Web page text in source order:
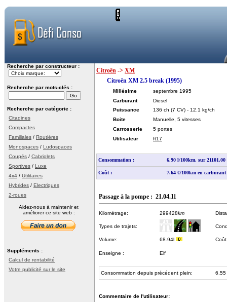
Recherche par constructeur :
Recherche par mots-clés :
Recherche par catégorie :
Citadines
Compactes
Familiales / Routières
Monospaces / Ludospaces
Coupés / Cabriolets
Sportives / Luxe
4x4 / Utilitaires
Hybrides / Electriques
2-roues
Aidez-nous à maintenir et
améliorer ce site web :
Suppléments :
Calcul de rentabilité
Votre publicité sur le site
Citroën -> XM
Citroën XM 2.5 break (1995)
Millésime
septembre 1995
Carburant
Diesel
Puissance
136 ch (7 CV) - 12.1 kg/ch
Boite
Manuelle, 5 vitesses
Carrosserie
5 portes
Utilisateur
ft17
Consommation : 6.90 l/100km, sur 21101.00
Coût : 7.64 €/100km en carburant
Passage à la pompe : 21.04.11
Kilométrage: 299428km
Types de trajets:
Volume: 68.94l
Enseigne : Elf
Consommation depuis précédent plein: 6.55
Commentaire de l'utilisateur: